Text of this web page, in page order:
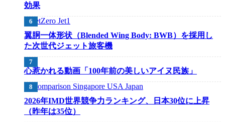
効果
翼胴一体形状（Blended Wing Body: BWB）を採用し
た次世代ジェット旅客機
心惹かれる動画「100年前の美しいアイヌ民族」
2026年IMD世界競争力ランキング、日本30位に上昇
（昨年は35位）